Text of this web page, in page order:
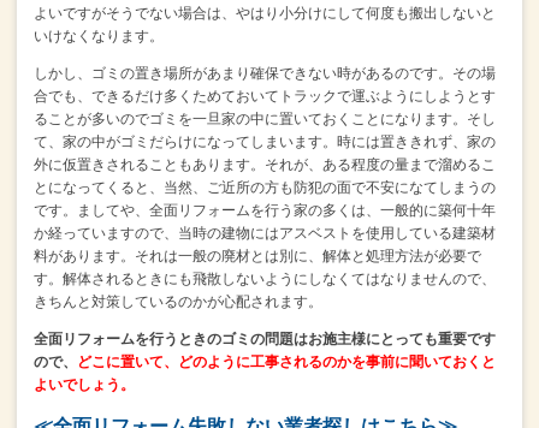
よいですがそうでない場合は、やはり小分けにして何度も搬出しないと
いけなくなります。
しかし、ゴミの置き場所があまり確保できない時があるのです。 その場
合でも、できるだけ多くためておいてトラックで運ぶようにしようとす
ることが多いのでゴミを一旦家の中に置いておくことになります。 そし
て、家の中がゴミだらけになってしまいます。 時には置ききれず、家の
外に仮置きされることもあります。 それが、ある程度の量まで溜めるこ
とになってくると、 当然、ご近所の方も防犯の面で不安になてしまうの
です。
ましてや、全面リフォームを行う家の多くは、 一般的に築何十年
か経っていますので、 当時の建物にはアスベストを使用している建築材
料があります。 それは一般の廃材とは別に、解体と処理方法が必要で
す。 解体されるときにも飛散しないようにしなくてはなりませんので、
きちんと対策しているのかが心配されます。
全面リフォームを行うときのゴミの問題はお施主様にとっても重要です
ので、
どこに置いて、どのように工事されるのかを事前に聞いておくと
よいでしょう。